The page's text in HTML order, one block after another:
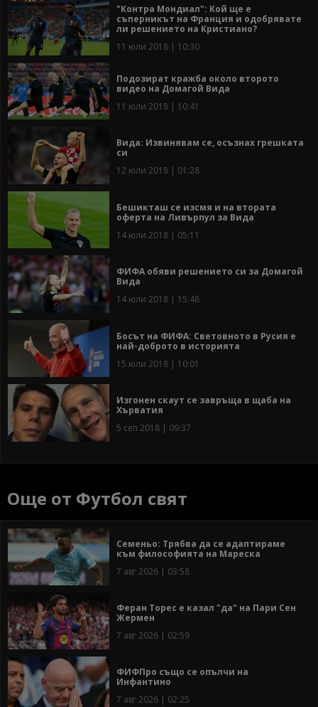
"Контра Мондиал": Кой ще е
съперникът на Франция и одобрявате
ли решението на Кристиано?
11 юли 2018 | 10:30
Подозират кражба около второто
видео на Домагой Вида
11 юли 2018 | 10:41
Вида: Извинявам се, осъзнах грешката
си
12 юли 2018 | 01:28
Бешикташ се изсмя и на втората
оферта на Ливърпул за Вида
14 юли 2018 | 05:11
ФИФА обяви решението си за Домагой
Вида
14 юли 2018 | 15:48
Босът на ФИФА: Световното в Русия е
най-доброто в историята
15 юли 2018 | 10:01
Изгонен скаут се завръща в щаба на
Хърватия
5 сеп 2018 | 09:37
Още от Футбол свят
Семеньо: Трябва да се адаптираме
към философията на Мареска
7 авг 2026 | 03:58
Феран Торес е казал "да" на Пари Сен
Жермен
7 авг 2026 | 02:59
ФИФПро също се опълчи на
Инфантино
7 авг 2026 | 02:25